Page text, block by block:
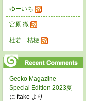
ゆーいち
宮原 徹
杜若 桔梗
Geeko Magazine
Special Edition 2023夏
に ftake より